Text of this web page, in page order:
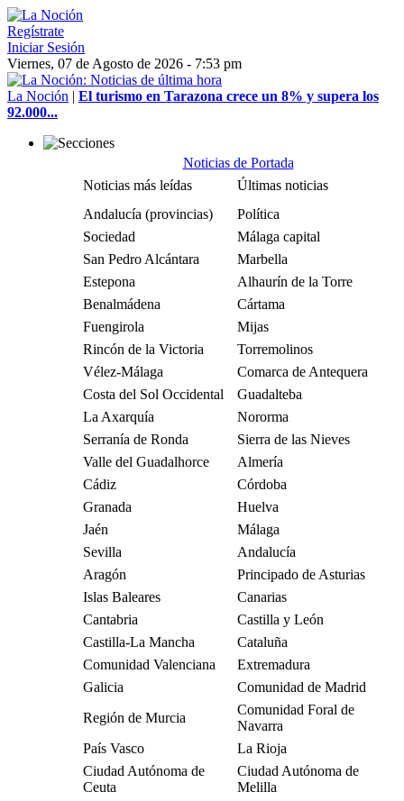
Regístrate
Iniciar Sesión
Viernes, 07 de Agosto de 2026 - 7:53 pm
La Noción | El turismo en Tarazona crece un 8% y supera los
92.000...
Noticias de Portada
Noticias más leídas
Últimas noticias
Andalucía (provincias)
Política
Sociedad
Málaga capital
San Pedro Alcántara
Marbella
Estepona
Alhaurín de la Torre
Benalmádena
Cártama
Fuengirola
Mijas
Rincón de la Victoria
Torremolinos
Vélez-Málaga
Comarca de Antequera
Costa del Sol Occidental
Guadalteba
La Axarquía
Nororma
Serranía de Ronda
Sierra de las Nieves
Valle del Guadalhorce
Almería
Cádiz
Córdoba
Granada
Huelva
Jaén
Málaga
Sevilla
Andalucía
Aragón
Principado de Asturias
Islas Baleares
Canarias
Cantabria
Castilla y León
Castilla-La Mancha
Cataluña
Comunidad Valenciana
Extremadura
Galicia
Comunidad de Madrid
Región de Murcia
Comunidad Foral de
Navarra
País Vasco
La Rioja
Ciudad Autónoma de
Ceuta
Ciudad Autónoma de
Melilla